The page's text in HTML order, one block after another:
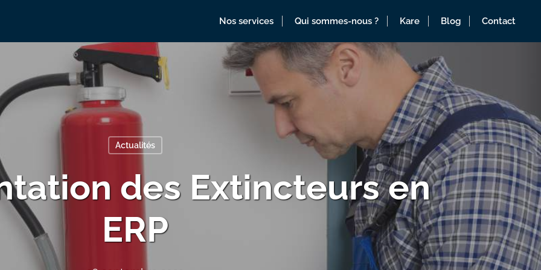
Nos services Qui sommes-nous ? Kare Blog Contact
Actualités
des Extincteurs en
ERP